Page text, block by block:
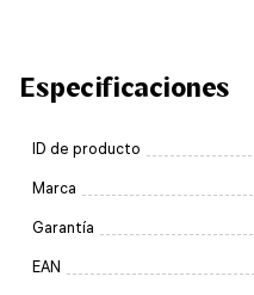
Especificaciones
ID de producto
Marca
Garantía
EAN